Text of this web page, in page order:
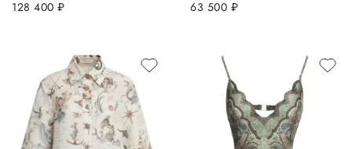
128 400 руб. 63 500 руб.